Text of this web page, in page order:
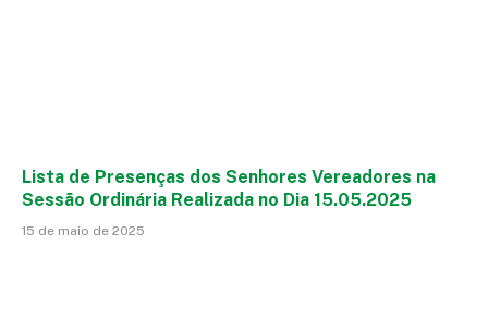
Lista de Presenças dos Senhores Vereadores na
Sessão Ordinária Realizada no Dia 15.05.2025
15 de maio de 2025